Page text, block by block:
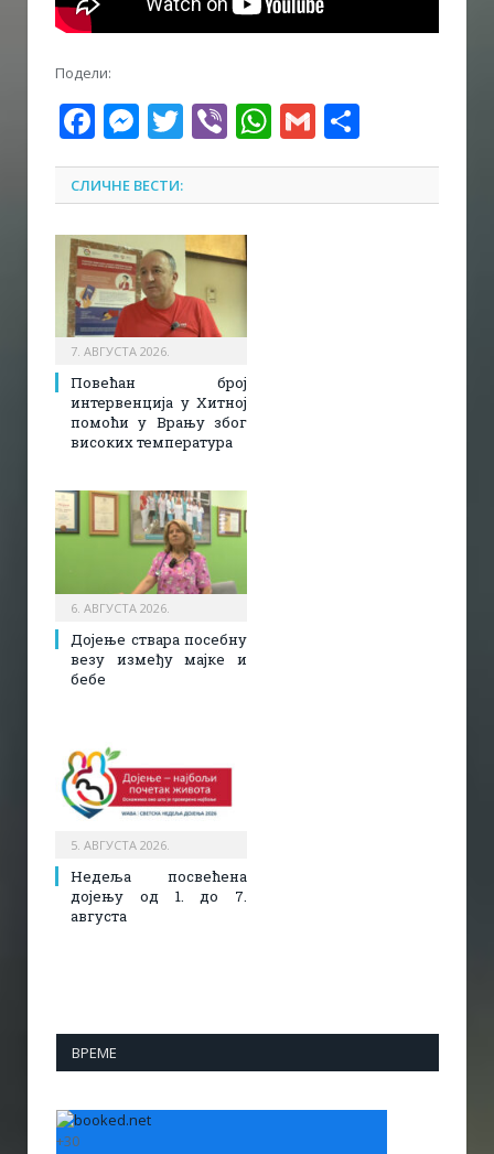
Подели:
Facebook
Messenger
Twitter
ViberWhatsApp
Gmail
СЛИЧНЕ ВЕСТИ:
7. АВГУСТА 2026.
Повећан број
интервенција у Хитној
помоћи у Врању због
високих температура
6. АВГУСТА 2026.
Дојење ствара посебну
везу између мајке и
бебе
5. АВГУСТА 2026.
Недеља посвећена
дојењу од 1. до 7.
августа
ВРЕМЕ
+30